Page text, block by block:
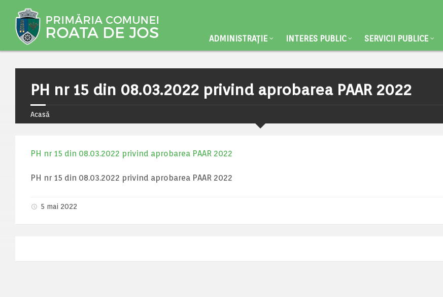
ADMINISTRAȚIE INTERES PUBLIC SERVICII PUBLICE
PH nr 15 din 08.03.2022 privind aprobarea PAAR 2022
Acasă
PH nr 15 din 08.03.2022 privind aprobarea PAAR 2022
PH nr 15 din 08.03.2022 privind aprobarea PAAR 2022
5 mai 2022